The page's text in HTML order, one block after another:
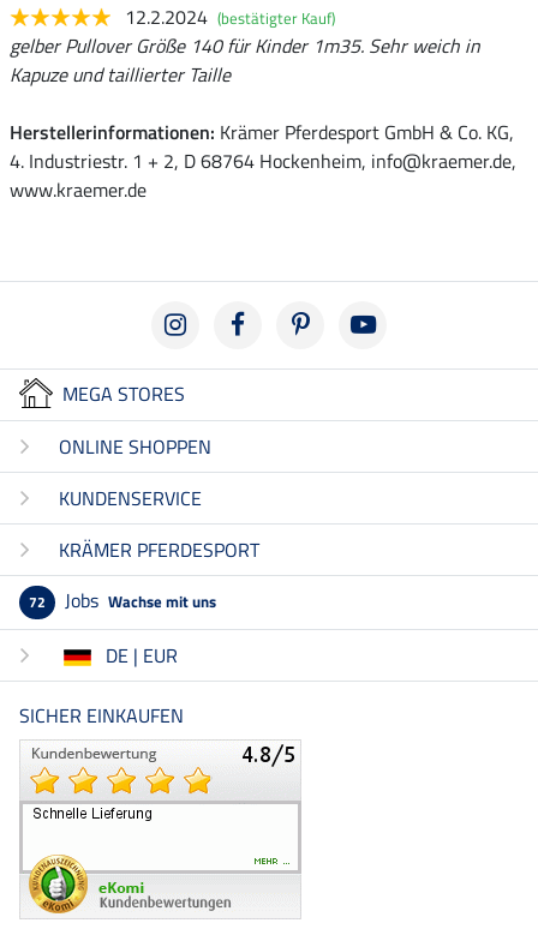
12.2.2024 (bestätigter Kauf)
gelber Pullover Größe 140 für Kinder 1m35. Sehr weich in
Kapuze und taillierter Taille
Herstellerinformationen: Krämer Pferdesport GmbH & Co. KG,
4. Industriestr. 1 + 2, D 68764 Hockenheim, info@kraemer.de,
www.kraemer.de
MEGA STORES
ONLINE SHOPPEN
KUNDENSERVICE
KRÄMER PFERDESPORT
72 Jobs Wachse mit uns
DE | EUR
SICHER EINKAUFEN